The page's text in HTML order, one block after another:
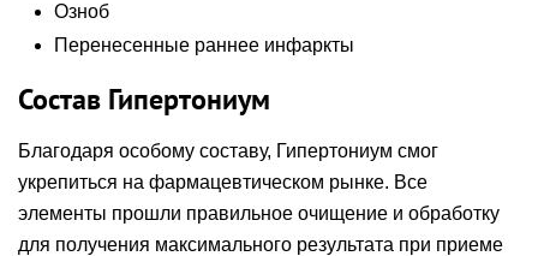
Озноб
Перенесенные раннее инфаркты
Состав Гипертониум
Благодаря особому составу, Гипертониум смог
укрепиться на фармацевтическом рынке. Все
элементы прошли правильное очищение и обработку
для получения максимального результата при приеме